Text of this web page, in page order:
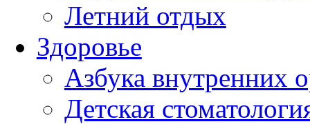
Летний отдых
Здоровье
Азбука внутренних
Детская